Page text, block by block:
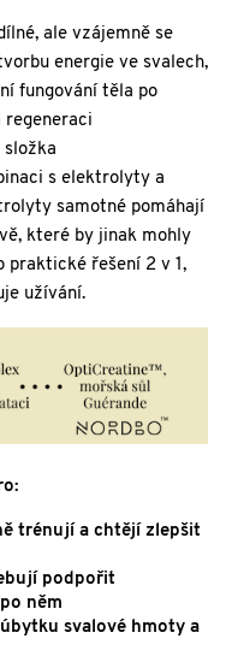
ale vzájemně se
energie ve svalech,
fungování těla po
regeneraci
složka
s elektrolyty a
samotné pomáhají
které by jinak mohly
praktické řešení 2 v 1,
užívání.
trénují a chtějí zlepšit
podpořit
něm
svalové hmoty a